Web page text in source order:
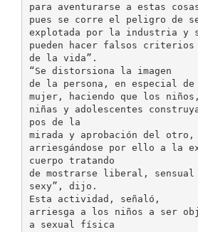
para aventurarse a estas
pues se corre el peligro de
explotada por la industria y
pueden hacer falsos criterios
de la vida”.
“Se distorsiona la imagen
de la persona, en especial
mujer, haciendo que los niños,
niñas y adolescentes
pos de la
mirada y aprobación del otro,
arriesgándose por ello a la
cuerpo tratando
de mostrarse liberal, sensual
sexy”, dijo.
Esta actividad, señaló,
arriesga a los niños a ser
a sexual física